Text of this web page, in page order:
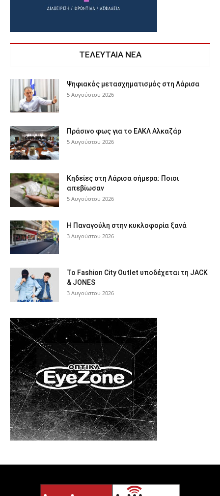
ΤΕΛΕΥΤΑΙΑ ΝΕΑ
Ψηφιακός μετασχηματισμός στη Λάρισα
5 Αυγούστου 2026
Πράσινο φως για το ΕΑΚΛ Αλκαζάρ
5 Αυγούστου 2026
Κηδείες στη Λάρισα σήμερα: Ποιοι
απεβίωσαν
5 Αυγούστου 2026
Η Παναγούλη στην κυκλοφορία ξανά
3 Αυγούστου 2026
Το Fashion City Outlet υποδέχεται τη JACK
& JONES
3 Αυγούστου 2026